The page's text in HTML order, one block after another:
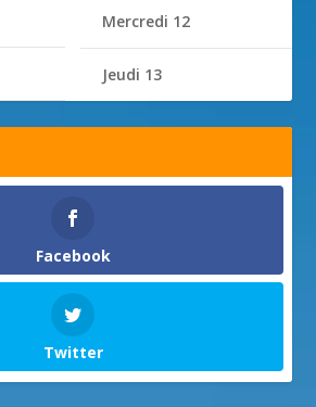
Mercredi 12
Jeudi 13
Facebook
Twitter